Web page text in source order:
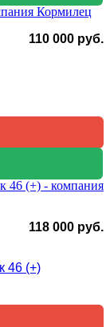
110 000 руб.
118 000 руб.
46 (+)